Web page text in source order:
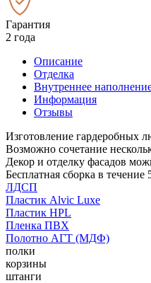
Гарантия
2 года
Описание
Отделка
Внутреннее
Информация
Отзывы
Изготовление гардеробных
Возможно сочетание
Декор и отделку фасадов
Бесплатная сборка в течение
ЛДСП
Пластик Alvic Luxe
Пластик HPL
Пленка ПВХ
Полотно АГТ (МДФ)
полки
корзины
штанги